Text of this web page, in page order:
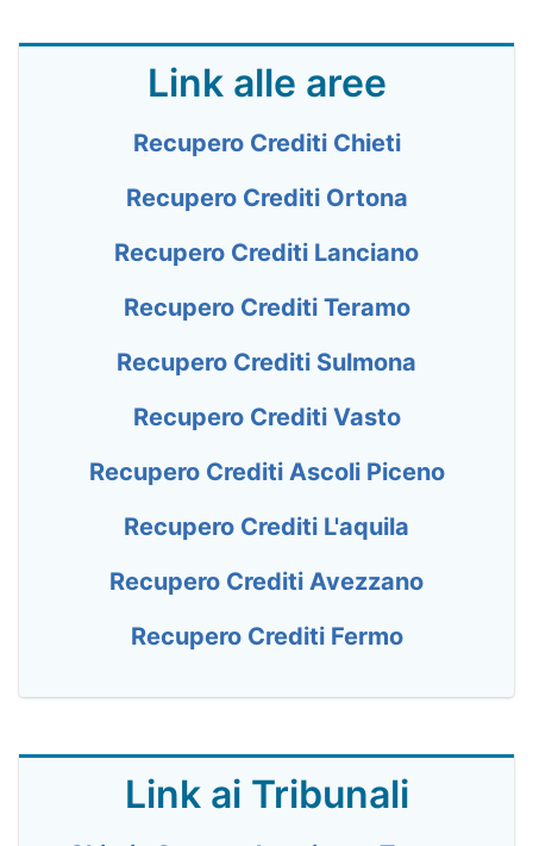
Link alle aree
Recupero Crediti Chieti
Recupero Crediti Ortona
Recupero Crediti Lanciano
Recupero Crediti Teramo
Recupero Crediti Sulmona
Recupero Crediti Vasto
Recupero Crediti Ascoli Piceno
Recupero Crediti L'aquila
Recupero Crediti Avezzano
Recupero Crediti Fermo
Link ai Tribunali